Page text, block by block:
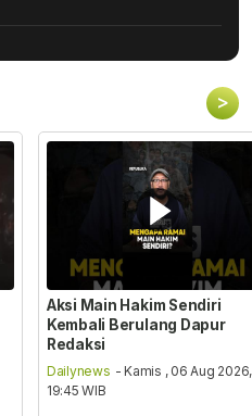
>
Aksi Main Hakim Sendiri
Kembali Berulang Dapur
Redaksi
Dailynews - Kamis , 06 Aug 2026,
19:45 WIB